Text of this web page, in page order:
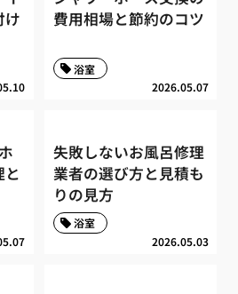
け
費用相場と節約のコツ
2026.05.07
浴室
と
失敗しないお風呂修理
業者の選び方と見積も
りの見方
2026.05.03
浴室